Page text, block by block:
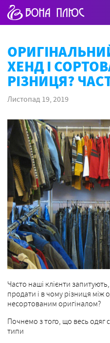
ХЕНД І
РІЗНИЦЯ?
Листопад 19, 2019
Часто наші клієнти
продати і в чому різниця між
несортованим оригіналом?
Почнемо з того, що весь одяг
типи